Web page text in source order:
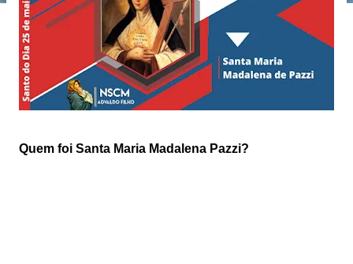
Quem foi Santa Maria Madalena Pazzi?